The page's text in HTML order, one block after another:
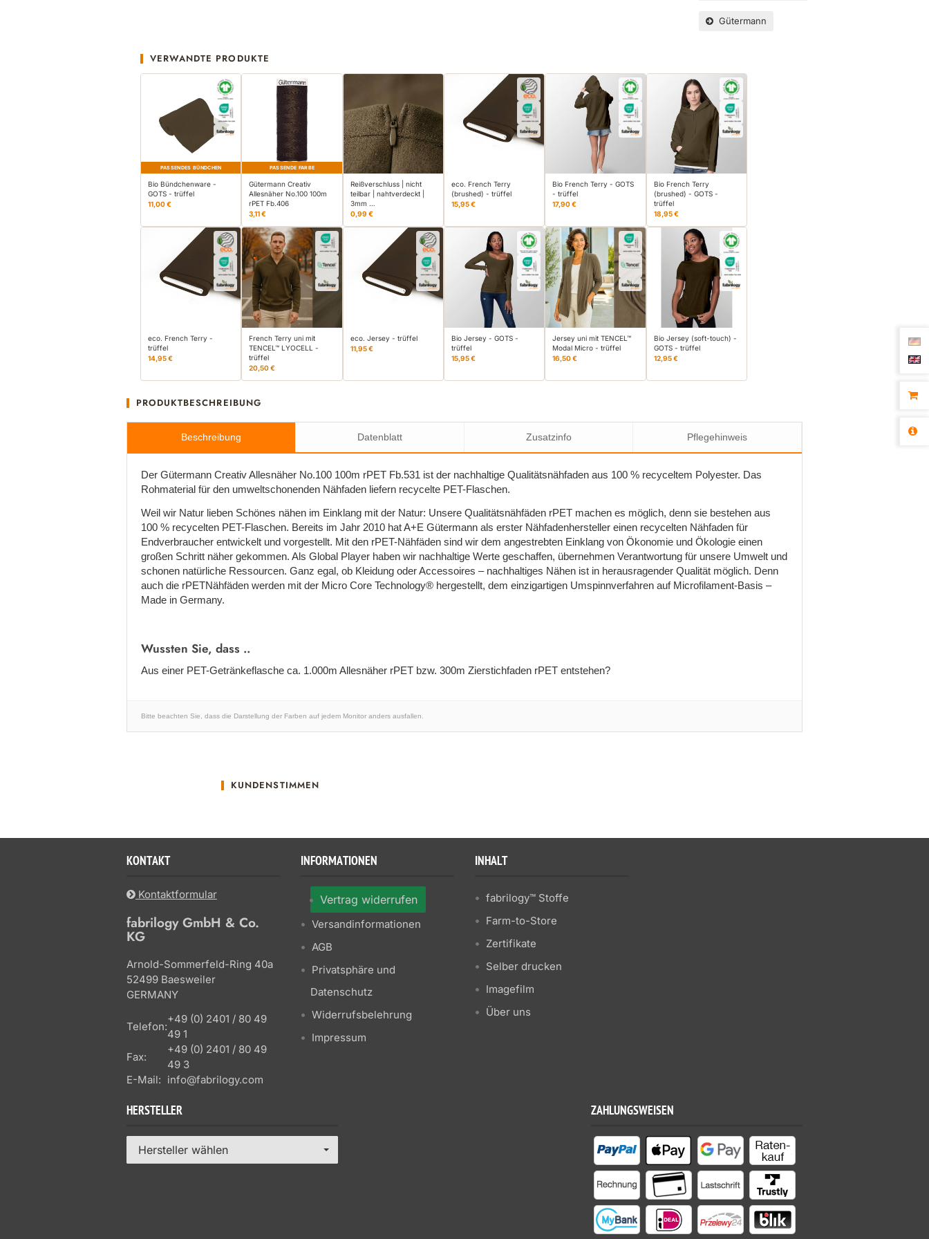
Gütermann
VERWANDTE PRODUKTE
PASSENDES BÜNDCHEN
Bio Bündchenware -
GOTS - trüffel
11,00 €
PASSENDE FARBE
Gütermann Creativ
Allesnäher No.100 100m
rPET Fb.406
3,11 €
Reißverschluss | nicht
teilbar | nahtverdeckt |
3mm …
0,99 €
eco. French Terry
(brushed) - trüffel
15,95 €
Bio French Terry - GOTS
- trüffel
17,90 €
Bio French Terry
(brushed) - GOTS -
trüffel
18,95 €
eco. French Terry -
trüffel
14,95 €
French Terry uni mit
TENCEL™ LYOCELL -
trüffel
20,50 €
eco. Jersey - trüffel
11,95 €
Bio Jersey - GOTS -
trüffel
15,95 €
Jersey uni mit TENCEL™
Modal Micro - trüffel
16,50 €
Bio Jersey (soft-touch) -
GOTS - trüffel
12,95 €
PRODUKTBESCHREIBUNG
Beschreibung Datenblatt Zusatzinfo Pflegehinweis
Der Gütermann Creativ Allesnäher No.100 100m rPET Fb.531 ist der nachhaltige Qualitätsnähfaden aus 100 % recyceltem Polyester. Das
Rohmaterial für den umweltschonenden Nähfaden liefern recycelte PET-Flaschen.
Weil wir Natur lieben Schönes nähen im Einklang mit der Natur: Unsere Qualitätsnähfäden rPET machen es möglich, denn sie bestehen aus
100 % recycelten PET-Flaschen. Bereits im Jahr 2010 hat A+E Gütermann als erster Nähfadenhersteller einen recycelten Nähfaden für
Endverbraucher entwickelt und vorgestellt. Mit den rPET-Nähfäden sind wir dem angestrebten Einklang von Ökonomie und Ökologie einen
großen Schritt näher gekommen. Als Global Player haben wir nachhaltige Werte geschaffen, übernehmen Verantwortung für unsere Umwelt und
schonen natürliche Ressourcen. Ganz egal, ob Kleidung oder Accessoires – nachhaltiges Nähen ist in herausragender Qualität möglich. Denn
auch die rPETNähfäden werden mit der Micro Core Technology® hergestellt, dem einzigartigen Umspinnverfahren auf Microfilament-Basis –
Made in Germany.
Wussten Sie, dass ..
Aus einer PET-Getränkeflasche ca. 1.000m Allesnäher rPET bzw. 300m Zierstichfaden rPET entstehen?
Bitte beachten Sie, dass die Darstellung der Farben auf jedem Monitor anders ausfallen.
KUNDENSTIMMEN
KONTAKT
Kontaktformular
fabrilogy GmbH & Co.
KG
Arnold-Sommerfeld-Ring 40a
52499 Baesweiler
GERMANY
Telefon:
+49 (0) 2401 / 80 49
49 1
Fax:
+49 (0) 2401 / 80 49
49 3
E-Mail: info@fabrilogy.com
INFORMATIONEN
Vertrag widerrufen
Versandinformationen
AGB
Privatsphäre und
Datenschutz
Widerrufsbelehrung
Impressum
INHALT
fabrilogy™ Stoffe
Farm-to-Store
Zertifikate
Selber drucken
Imagefilm
Über uns
HERSTELLER
Hersteller wählen
ZAHLUNGSWEISEN